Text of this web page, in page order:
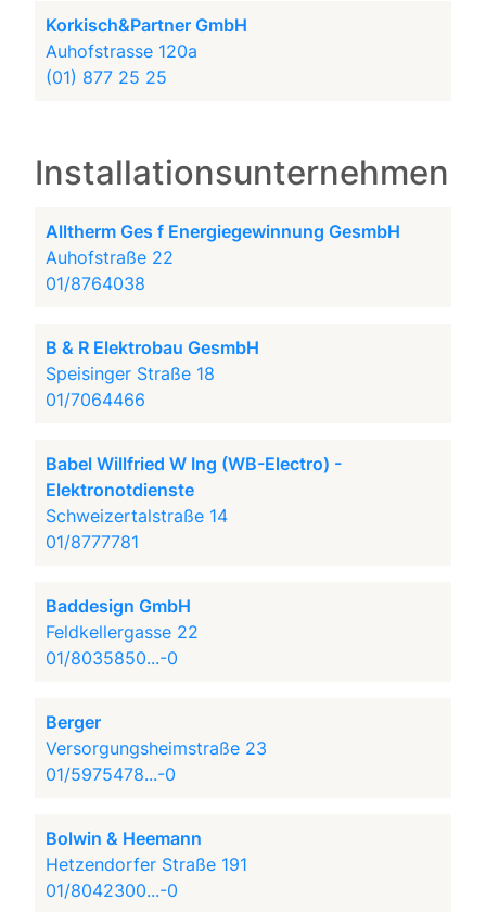
Korkisch&Partner GmbH
Auhofstrasse 120a
(01) 877 25 25
Installationsunternehmen
Alltherm Ges f Energiegewinnung GesmbH
Auhofstraße 22
01/8764038
B & R Elektrobau GesmbH
Speisinger Straße 18
01/7064466
Babel Willfried W Ing (WB-Electro) -
Elektronotdienste
Schweizertalstraße 14
01/8777781
Baddesign GmbH
Feldkellergasse 22
01/8035850...-0
Berger
Versorgungsheimstraße 23
01/5975478...-0
Bolwin & Heemann
Hetzendorfer Straße 191
01/8042300...-0